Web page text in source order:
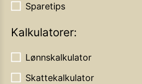
Sparetips
Kalkulatorer:
Lønnskalkulator
Skattekalkulator